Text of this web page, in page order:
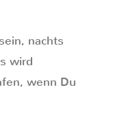
nachts
wird
wenn Du